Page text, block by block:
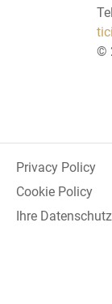
©
Privacy Policy
Cookie Policy
Ihre